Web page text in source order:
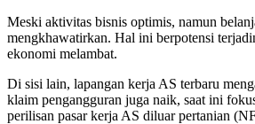
Meski aktivitas bisnis optimis, namun
mengkhawatirkan. Hal ini berpotensi
ekonomi melambat.
Di sisi lain, lapangan kerja AS terbaru
klaim pengangguran juga naik, saat ini
perilisan pasar kerja AS diluar pertanian